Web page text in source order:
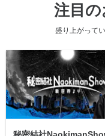
注目
盛り上がって